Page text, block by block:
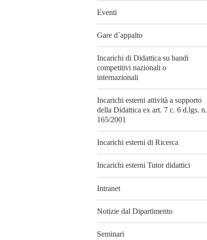
Eventi
Gare d`appalto
Incarichi di Didattica su bandi
competitivi nazionali o
internazionali
Incarichi esterni attività a supporto
della Didattica ex art. 7 c. 6 d.lgs. n.
165/2001
Incarichi esterni di Ricerca
Incarichi esterni Tutor didattici
Intranet
Notizie dal Dipartimento
Seminari